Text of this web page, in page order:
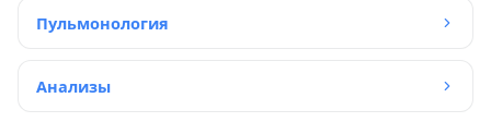
Пульмонология
Анализы